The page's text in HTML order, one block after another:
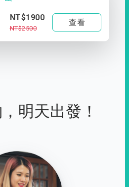
NT$1900
NT$2500
查看
明天出發！